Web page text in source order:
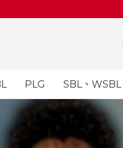
PLG SBL、WSBL